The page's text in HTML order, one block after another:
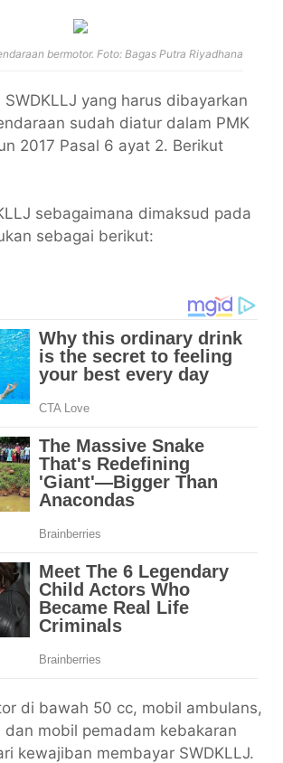
bermotor. Foto: Bagas Putra Riyadhana
yang harus dibayarkan
sudah diatur dalam PMK
2017 Pasal 6 ayat 2. Berikut
sebagaimana dimaksud pada
sebagai berikut:
di bawah 50 cc, mobil ambulans,
dan mobil pemadam kebakaran
kewajiban membayar SWDKLLJ.